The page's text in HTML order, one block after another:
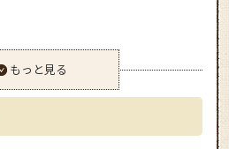
もっと見る